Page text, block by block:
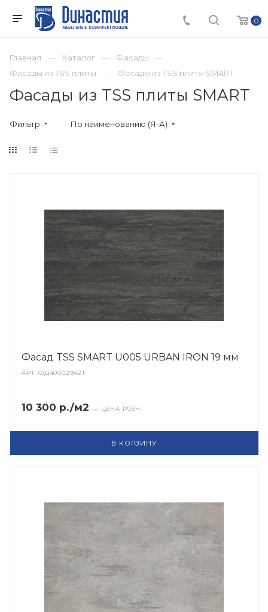
0
Главная Каталог
Фасады
Фасады из TSS плиты
Фасады из TSS плиты SMART
Фасады из TSS плиты SMART
Фильтр По наименованию (Я-А)
Фасад TSS SMART U005 URBAN IRON 19 мм
АРТ.ФД400029421
10 300 р./м2 — ЦЕНА РОЗН.
В КОРЗИНУ